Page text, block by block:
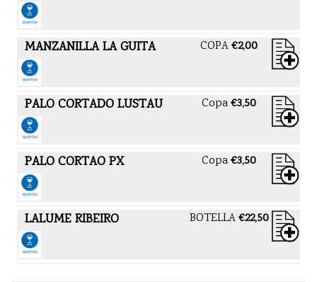
MANZANILLA LA GUITA COPA€2,00
PALO CORTADO LUSTAU Copa€3,50
PALO CORTAO PX Copa€3,50
LALUME RIBEIRO BOTELLA€22,50